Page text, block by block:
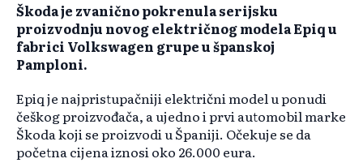
Škoda je zvanično pokrenula serijsku
proizvodnju novog električnog modela Epiq u
fabrici Volkswagen grupe u španskoj
Pamploni.
Epiq je najpristupačniji električni model u ponudi
češkog proizvođača, a ujedno i prvi automobil marke
Škoda koji se proizvodi u Španiji. Očekuje se da
početna cijena iznosi oko 26.000 eura.